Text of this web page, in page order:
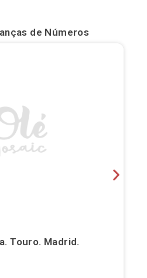
de Números
Touro. Madrid.